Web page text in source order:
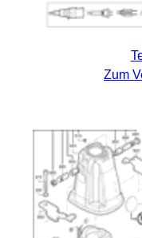
Zum